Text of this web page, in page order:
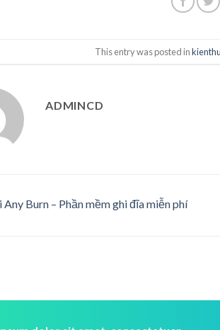
This entry was posted in
ADMINCD
Any Burn – Phần mềm ghi đĩa miễn phí